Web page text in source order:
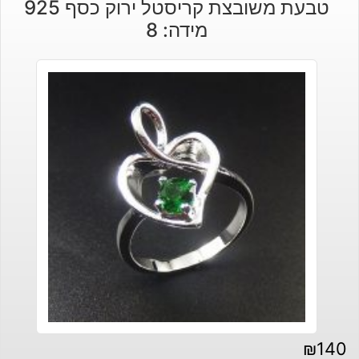
טבעת משובצת קריסטל ירוק כסף 925
מידה: 8
₪140